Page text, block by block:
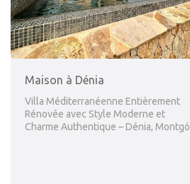
Maison à Dénia
Villa Méditerranéenne Entièrement
Rénovée avec Style Moderne et
Charme Authentique – Dénia, Montgó